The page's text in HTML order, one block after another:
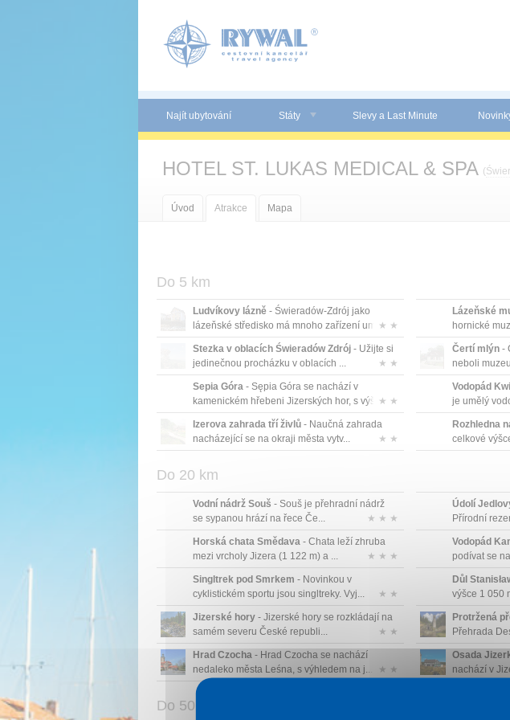
Najít ubytování Státy Slevy a Last Minute
HOTEL ST. LUKAS MEDICAL & SPA (
Úvod Atrakce Mapa
Do 5 km
Ludvíkovy lázně - Świeradów-Zdrój jako
lázeňské středisko má mnoho zařízení umí...★ ★
Stezka v oblacích Świeradów Zdrój - Užijte si
jedinečnou procházku v oblacích ...
★ ★
Sepia Góra - Sępia Góra se nachází v
kamenickém hřebeni Jizerských hor, s výškou
...
★ ★
Izerova zahrada tří živlů - Naučná zahrada
nacházející se na okraji města vytv...
★ ★
Lázeňské
hornické
j...
Čertí mlýn-
neboli
Vodopád
je umělý
Rozhledna
celkové
Do 20 km
Vodní nádrž Souš - Souš je přehradní nádrž
se sypanou hrází na řece Če...
★ ★ ★
Horská chata Smědava - Chata leží zhruba
mezi vrcholy Jizera (1 122 m) a ...
★ ★ ★
Singltrek pod Smrkem - Novinkou v
cyklistickém sportu jsou singltreky. Vyj...
★ ★
Jizerské hory - Jizerské hory se rozkládají na
samém severu České republi...
★ ★
Hrad Czocha - Hrad Czocha se nachází
nedaleko města Leśna, s výhledem na j...
★ ★
Údolí
Přírodní
Vodopád
podívat se
Důl
výšce 1 050
Protržená
Přehrada
Osada
nachází v
Do 50 km